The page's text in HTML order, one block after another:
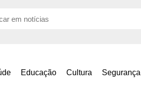
Educação Cultura Segurança